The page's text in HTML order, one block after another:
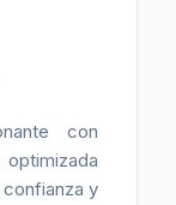
con
y